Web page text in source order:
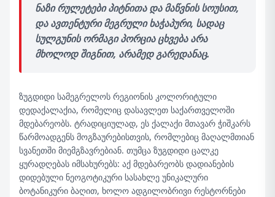
ნაზი რულეტები პიტნითა და მაწვნის სოუსით,
და ავთენტური მეგრული ხაჭაპური, სადაც
სულგუნის ორმაგი პორცია ცხვება არა
მხოლოდ შიგნით, არამედ გარედანაც.
ზუგდიდი სამეგრელოს რეგიონის კოლორიტული
დედაქალაქია, რომელიც დასავლეთ საქართველოში
მდებარეობს. ტრადიციულად, ეს ქალაქი მთავარ ჭიშკარს
წარმოადგენს მოგზაურებისთვის, რომლებიც მაღალმთიან
სვანეთში მიემგზავრებიან. თუმცა ზუგდიდი ცალკე
ყურადღებას იმსახურებს: აქ მდებარეობს დადიანების
დიდებული ნეოგოტიკური სასახლე უნიკალური
ბოტანიკური ბაღით, ხოლო ადგილობრივი რესტორნები